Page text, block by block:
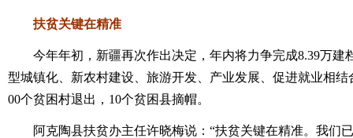
扶贫关键在精准
今年年初，新疆再次作出决定，年内将力争完成8.39万建
型城镇化、新农村建设、旅游开发、产业发展、促进就业相
00个贫困村退出，10个贫困县摘帽。
阿克陶县扶贫办主任许晓梅说：“扶贫关键在精准。我们